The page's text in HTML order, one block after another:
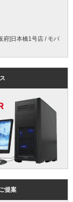
府]日本橋1号店 / モバ
提案